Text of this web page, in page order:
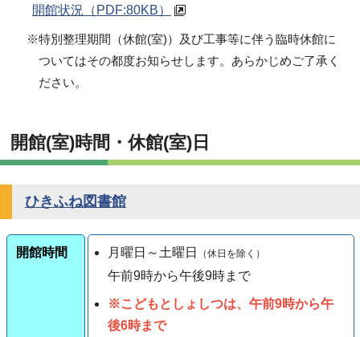
開館状況 （PDF:80KB）
※特別整理期間（休館(室)）及び工事等に伴う臨時休館に
ついてはその都度お知らせします。あらかじめご了承く
ださい。
開館(室)時間・休館(室)日
ひきふね図書館
開館時間 月曜日～土曜日 （休日を除く）
午前9時から午後9時まで
※こどもとしょしつは、午前9時から午
後6時まで